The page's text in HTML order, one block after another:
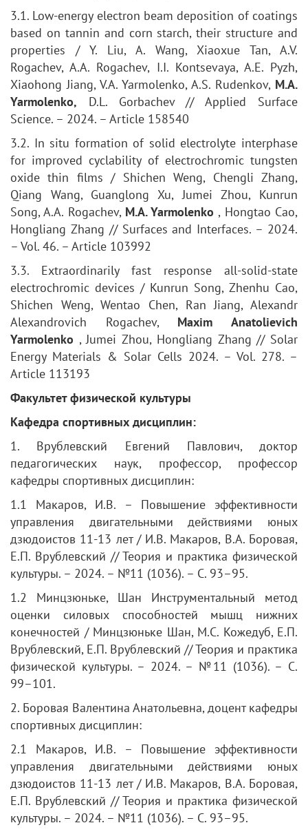
3.1. Low-energy electron beam deposition of coatings
based on tannin and corn starch, their structure and
properties / Y. Liu, A. Wang, Xiaoxue Tan, A.V.
Rogachev, A.A. Rogachev, I.I. Kontsevaya, A.E. Pyzh,
Xiaohong Jiang, V.A. Yarmolenko, A.S. Rudenkov, M.A.
Yarmolenko, D.L. Gorbachev // Applied Surface
Science. – 2024. – Article 158540
3.2. In situ formation of solid electrolyte interphase
for improved cyclability of electrochromic tungsten
oxide thin films / Shichen Weng, Chengli Zhang,
Qiang Wang, Guanglong Xu, Jumei Zhou, Kunrun
Song, A.A. Rogachev, M.A. Yarmolenko , Hongtao Cao,
Hongliang Zhang // Surfaces and Interfaces. – 2024.
– Vol. 46. – Article 103992
3.3. Extraordinarily fast response all-solid-state
electrochromic devices / Kunrun Song, Zhenhu Cao,
Shichen Weng, Wentao Chen, Ran Jiang, Alexandr
Alexandrovich Rogachev, Maxim Anatolievich
Yarmolenko , Jumei Zhou, Hongliang Zhang // Solar
Energy Materials & Solar Cells 2024. – Vol. 278. –
Article 113193
Факультет физической культуры
Кафедра спортивных дисциплин:
1. Врублевский Евгений Павлович, доктор
педагогических наук, профессор, профессор
кафедры спортивных дисциплин:
1.1 Макаров, И.В. – Повышение эффективности
управления двигательными действиями юных
дзюдоистов 11-13 лет / И.В. Макаров, В.А. Боровая,
Е.П. Врублевский // Теория и практика физической
культуры. – 2024. – №11 (1036). – С. 93–95.
1.2 Минцзюньке, Шан Инструментальный метод
оценки силовых способностей мышц нижних
конечностей / Минцзюньке Шан, М.С. Кожедуб, Е.П.
Врублевский, Е.П. Врублевский // Теория и практика
физической культуры. – 2024. – №11 (1036). – С.
99–101.
2. Боровая Валентина Анатольевна, доцент кафедры
спортивных дисциплин:
2.1 Макаров, И.В. – Повышение эффективности
управления двигательными действиями юных
дзюдоистов 11-13 лет / И.В. Макаров, В.А. Боровая,
Е.П. Врублевский // Теория и практика физической
культуры. – 2024. – №11 (1036). – С. 93–95.